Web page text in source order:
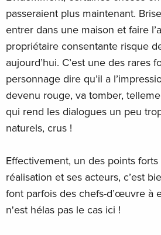
passeraient plus maintenant.
entrer dans une maison et faire
propriétaire consentante risque
aujourd’hui. C’est une des rares
personnage dire qu’il a
devenu rouge, va tomber,
qui rend les dialogues un peu
naturels, crus !
Effectivement, un des points
réalisation et ses acteurs, c’est
font parfois des chefs-d’œuvre à
n'est hélas pas le cas ici !